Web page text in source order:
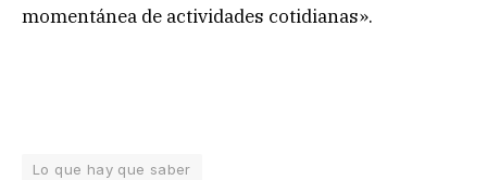
momentánea de actividades cotidianas».
Lo que hay que saber